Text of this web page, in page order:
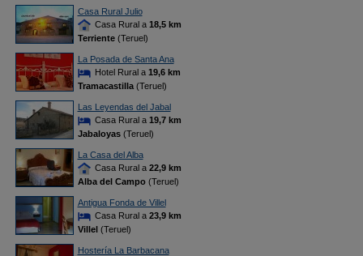
Casa Rural Julio
Casa Rural a 18,5 km
Terriente(Teruel)
La Posada de Santa Ana
Hotel Rural a 19,6 km
Tramacastilla(Teruel)
Las Leyendas del Jabal
Casa Rural a 19,7 km
Jabaloyas(Teruel)
La Casa del Alba
Casa Rural a 22,9 km
Alba del Campo(Teruel)
Antigua Fonda de Villel
Casa Rural a 23,9 km
Villel(Teruel)
Hostería La Barbacana